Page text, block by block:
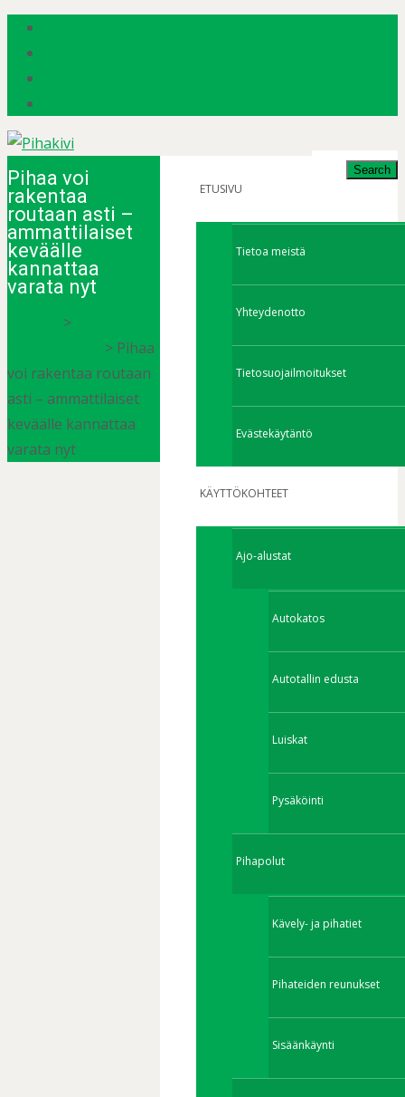
ETUSIVU
Tietoa meistä
Yhteydenotto
Tietosuojailmoitukset
Evästekäytäntö
KÄYTTÖKOHTEET
Ajo-alustat
Autokatos
Autotallin edusta
Luiskat
Pysäköinti
Pihapolut
Kävely- ja pihatiet
Pihateiden reunukset
Sisäänkäynti
Search
Pihaa voi
rakentaa
routaan asti –
ammattilaiset
keväälle
kannattaa
varata nyt
>
> Pihaa
voi rakentaa routaan
asti – ammattilaiset
keväälle kannattaa
varata nyt